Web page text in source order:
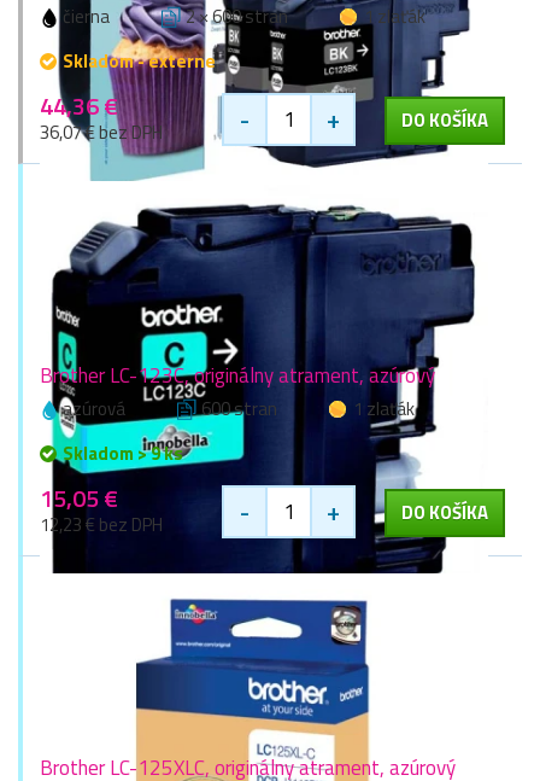
čierna 2 × 600 stran
1 zlaťák
Skladom - externe
44,36 €
36,07 € bez DPH - + DO KOŠÍKA
Brother LC-123C, originálny atrament, azúrový
azúrová 600 stran
1 zlaťák
Skladom > 9 ks
15,05 €
12,23 € bez DPH - + DO KOŠÍKA
Brother LC-125XLC, originálny atrament, azúrový